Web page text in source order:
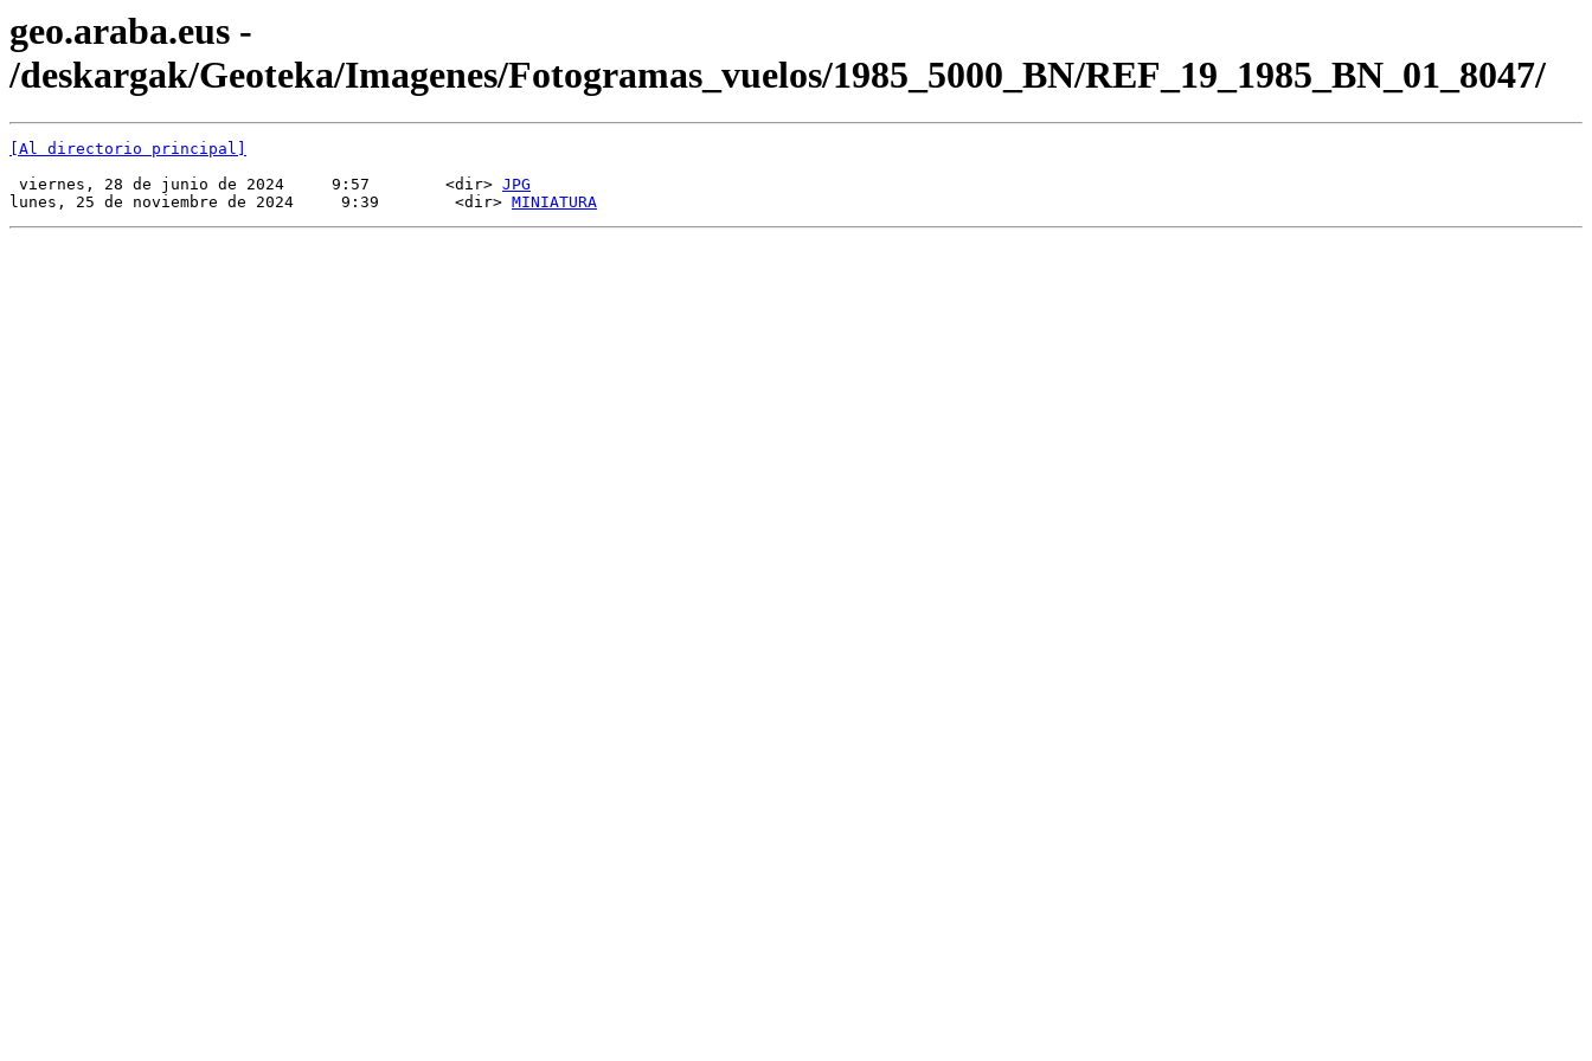
geo.araba.eus -
/deskargak/Geoteka/Imagenes/Fotogramas_vuelos/1985_5000_BN/REF_19_1985_BN_01_8047/
[Al directorio principal]
viernes, 28 de junio de 2024     9:57        <dir> JPG
lunes, 25 de noviembre de 2024     9:39        <dir> MINIATURA